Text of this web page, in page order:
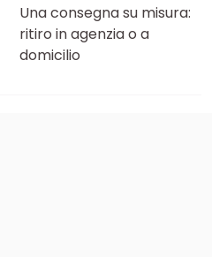
Una consegna su misura:
ritiro in agenzia o a
domicilio